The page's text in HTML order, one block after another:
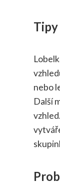
Tipy
nebo
Další